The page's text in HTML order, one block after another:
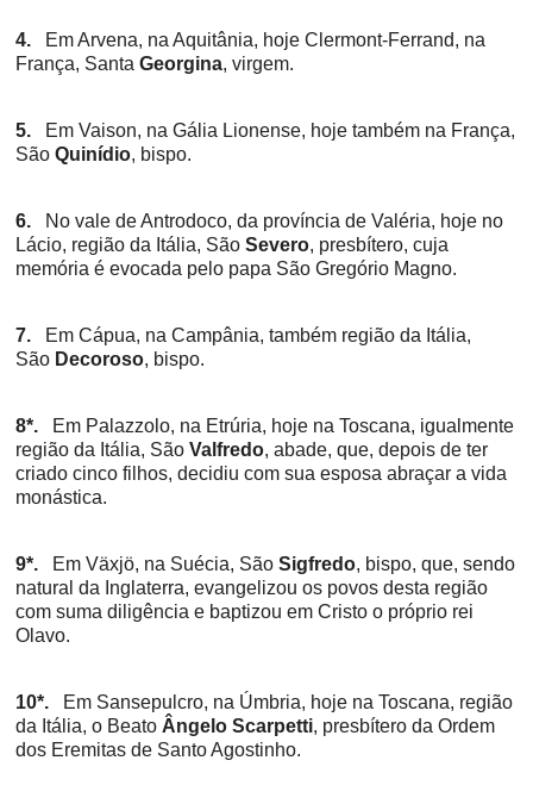
4.
Em Arvena, na Aquitânia, hoje Clermont-Ferrand, na
França, Santa Georgina, virgem.
5.
Em Vaison, na Gália Lionense, hoje também na França,
São Quinídio, bispo.
6.
No vale de Antrodoco, da província de Valéria, hoje no
Lácio, região da Itália, São Severo, presbítero, cuja
memória é evocada pelo papa São Gregório Magno.
7.
Em Cápua, na Campânia, também região da Itália,
São Decoroso, bispo.
8*.
Em Palazzolo, na Etrúria, hoje na Toscana, igualmente
região da Itália, São Valfredo, abade, que, depois de ter
criado cinco filhos, decidiu com sua esposa abraçar a vida
monástica.
9*. Em Växjö, na Suécia, São Sigfredo, bispo, que, sendo
natural da Inglaterra, evangelizou os povos desta região
com suma diligência e baptizou em Cristo o próprio rei
Olavo.
10*.
Em Sansepulcro, na Úmbria, hoje na Toscana, região
da Itália, o Beato Ângelo Scarpetti, presbítero da Ordem
dos Eremitas de Santo Agostinho.